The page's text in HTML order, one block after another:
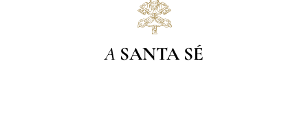
A SANTA SÉ